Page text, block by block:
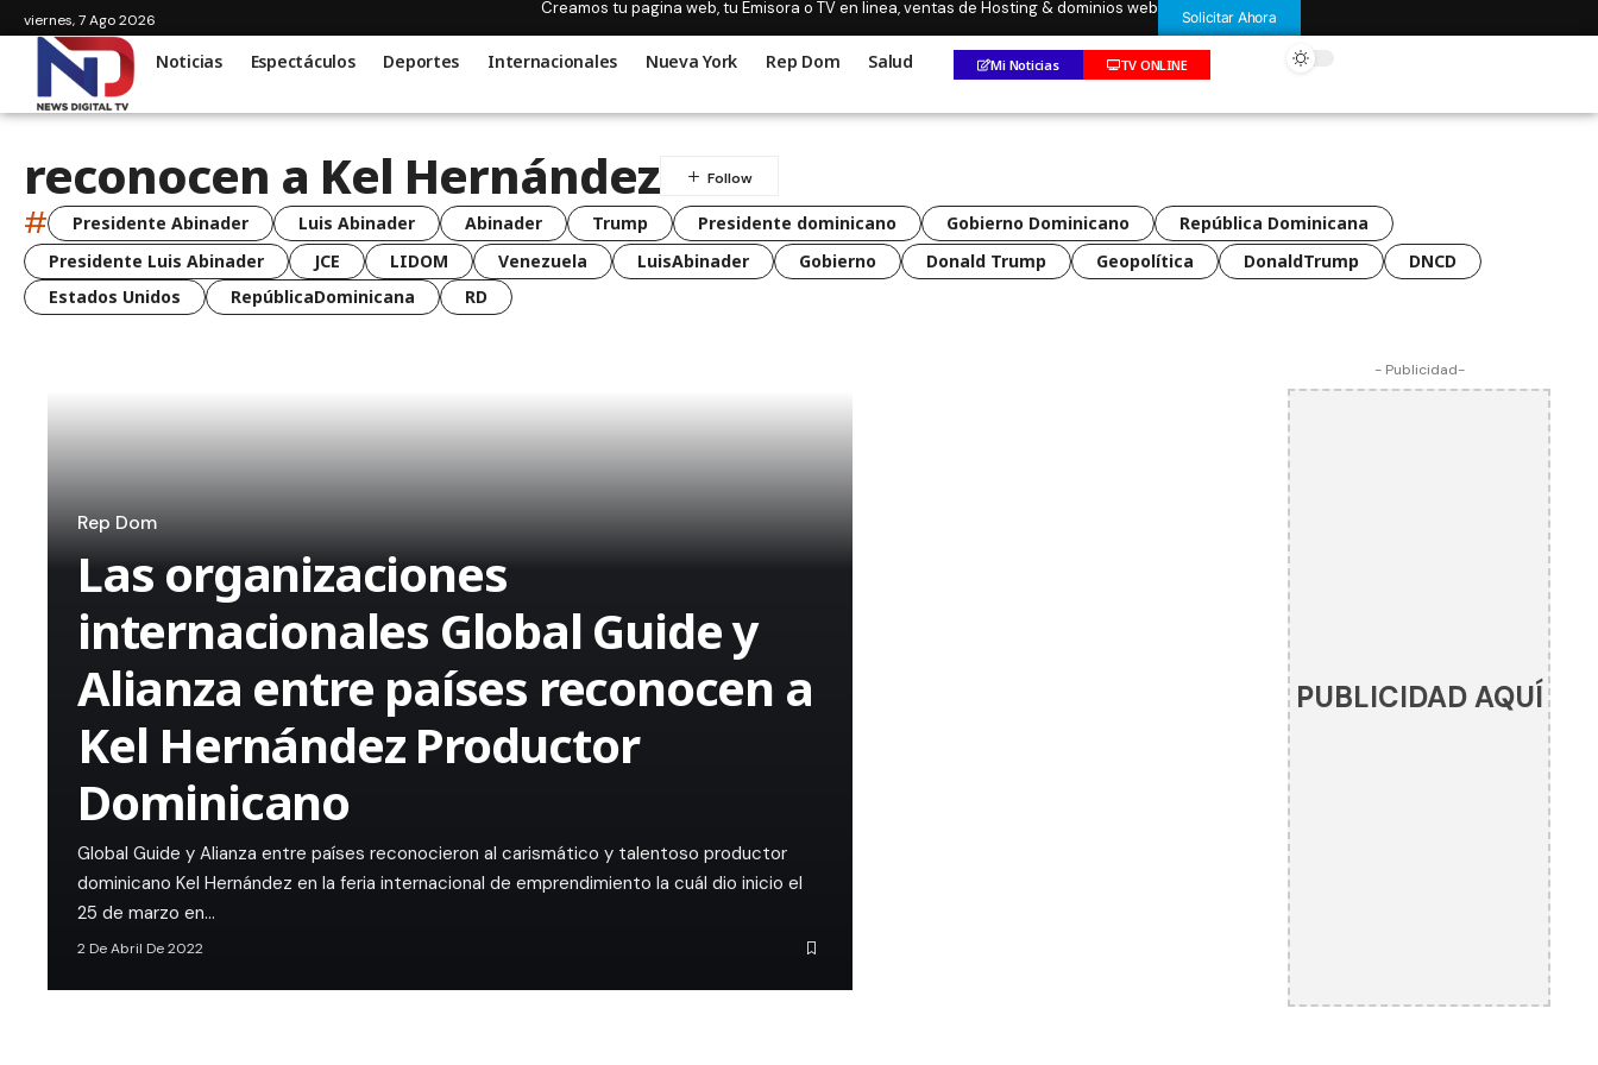
viernes, 7 Ago 2026
Creamos tu pagina web, tu Emisora o TV en linea, ventas de Hosting & dominios web Solicitar Ahora
Noticias Espectáculos Deportes Internacionales Nueva York Rep Dom Salud Mi Noticias TV ONLINE
reconocen a Kel Hernández
# Presidente Abinader Luis Abinader Abinader Trump Presidente dominicano Gobierno Dominicano
República Dominicana
Presidente Luis Abinader
JCE LIDOM Venezuela LuisAbinader Gobierno Donald Trump Geopolítica DonaldTrump
DNCD
Estados Unidos
RepúblicaDominicana RD
Rep Dom
Las organizaciones
internacionales Global Guide y
Alianza entre países reconocen a
Kel Hernández Productor
Dominicano
Global Guide y Alianza entre países reconocieron al carismático y talentoso productor
dominicano Kel Hernández en la feria internacional de emprendimiento la cuál dio inicio el
25 de marzo en…
2 De Abril De 2022
- Publicidad-
PUBLICIDAD AQUÍ